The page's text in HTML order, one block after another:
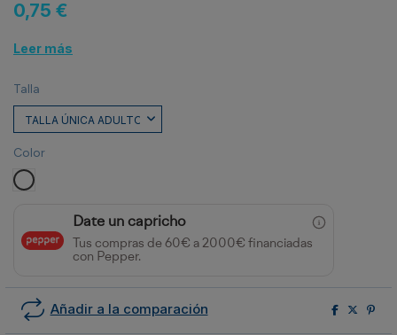
0,75 €
Leer más
Talla
Color
TRANSPARENTE
Date un capricho
Tus compras de 60€ a 2000€ financiadas
con Pepper.
Añadir a la comparación